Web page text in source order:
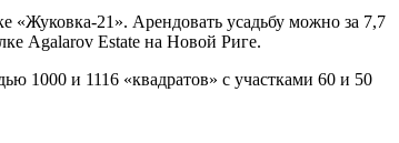
«Жуковка-21». Арендовать усадьбу можно за 7,7
Agalarov Estate на Новой Риге.
1000 и 1116 «квадратов» с участками 60 и 50